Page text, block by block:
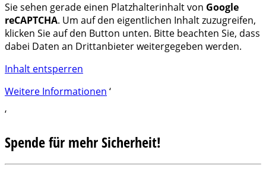
Sie sehen gerade einen Platzhalterinhalt von Google
reCAPTCHA. Um auf den eigentlichen Inhalt zuzugreifen,
klicken Sie auf den Button unten. Bitte beachten Sie, dass
dabei Daten an Drittanbieter weitergegeben werden.
Inhalt entsperren
Weitere Informationen ‘
‘
Spende für mehr Sicherheit!